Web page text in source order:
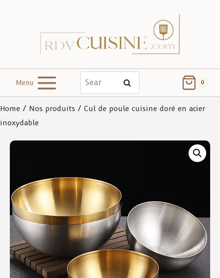
Menu Search 0
Home / Nos produits / Cul de poule cuisine doré en acier
inoxydable